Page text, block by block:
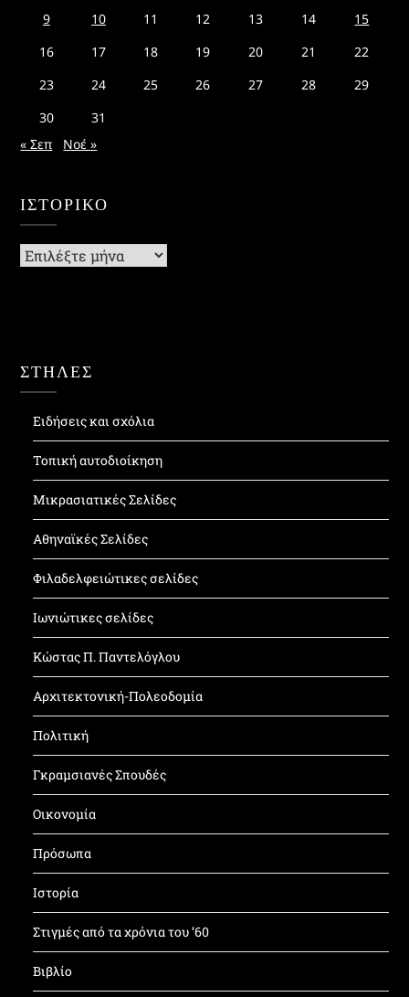
9
10 11 12 13 14
15
16
17 18 19 20 21
22
23
24 25 26 27 28
29
30
31
« Σεπ
Νοέ »
ΙΣΤΟΡΙΚΌ
Ιστορικό
ΣΤΗΛΕΣ
Ειδήσεις και σχόλια
Τοπική αυτοδιοίκηση
Μικρασιατικές Σελίδες
Αθηναϊκές Σελίδες
Φιλαδελφειώτικες σελίδες
Ιωνιώτικες σελίδες
Κώστας Π. Παντελόγλου
Αρχιτεκτονική-Πολεοδομία
Πολιτική
Γκραμσιανές Σπουδές
Οικονομία
Πρόσωπα
Ιστορία
Στιγμές από τα χρόνια του ’60
Βιβλίο